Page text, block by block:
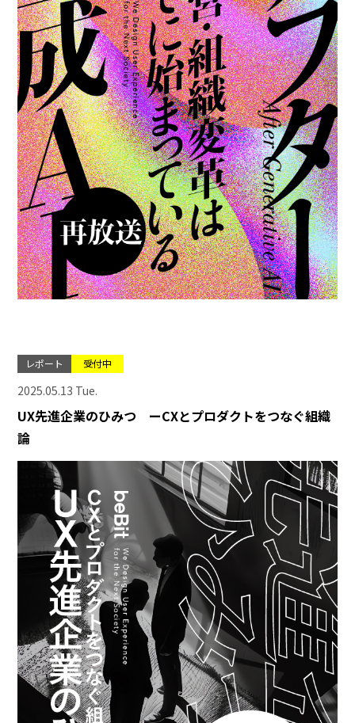
レポート 受付中
2025.05.13 Tue.
UX先進企業のひみつ ーCXとプロダクトをつなぐ組織
論